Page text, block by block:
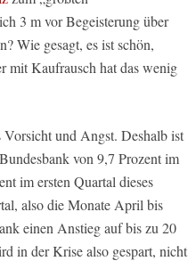
3 m vor Begeisterung über
Wie gesagt, es ist schön,
mit Kaufrausch hat das wenig
und Angst. Deshalb ist
von 9,7 Prozent im
im ersten Quartal dieses
also die Monate April bis
einen Anstieg auf bis zu 20
in der Krise also gespart, nicht